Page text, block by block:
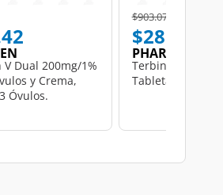
from
V Dual 200mg/1%
y Crema,
Óvulos.
Price reduced from
$903.07
$281.94
PHARMALIFE
Terbinafina 250
Tabletas